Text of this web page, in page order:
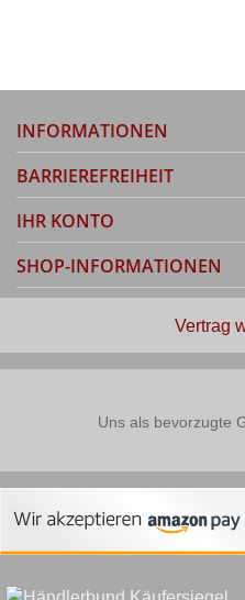
INFORMATIONEN
BARRIEREFREIHEIT
IHR KONTO
SHOP-INFORMATIONEN
Vertrag
Uns als bevorzugte